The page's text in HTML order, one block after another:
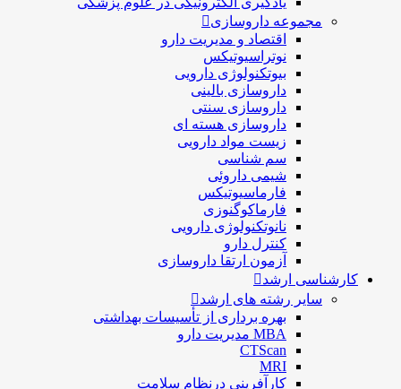
مجموعه داروسازی
اقتصاد و مديريت دارو
نوتراسیوتیکس
بيوتكنولوژی دارویی
داروسازی بالينی
داروسازی سنتی
داروسازی هسته ای
زیست مواد دارویی
سم شناسی
شيمی داروئی
فارماسيوتيكس
فارماكوگنوزی
نانوتکنولوژی دارویی
كنترل دارو
آزمون ارتقا داروسازی
ارشد
سایر رشته های ارشد
بهره برداری از تأسیسات بهداشتی
CTScan
کارآفرینی درنظام سلامت